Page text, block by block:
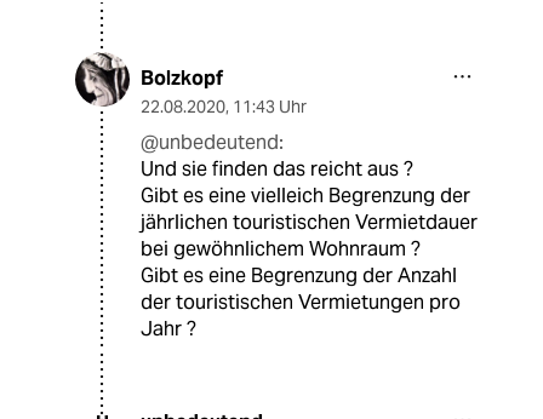
Bolzkopf
22.08.2020, 11:43 Uhr
@unbedeutend:
Und sie finden das reicht aus ?
Gibt es eine vielleich Begrenzung der
jährlichen touristischen Vermietdauer
bei gewöhnlichem Wohnraum ?
Gibt es eine Begrenzung der Anzahl
der touristischen Vermietungen pro
Jahr ?